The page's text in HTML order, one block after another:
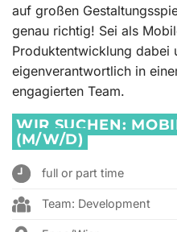
auf großen
genau richtig! Sei als
Produktentwicklung dabei
eigenverantwortlich in
engagierten Team.
WIR SUCHEN:
(M/W/D)
full or part time
Team: Development